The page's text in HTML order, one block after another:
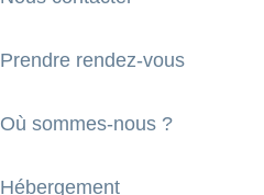
Prendre rendez-vous
Où sommes-nous ?
Hébergement